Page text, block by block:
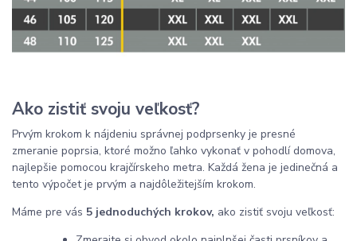
Ako zistiť svoju veľkosť?
Prvým krokom k nájdeniu správnej podprsenky je presné
zmeranie poprsia, ktoré možno ľahko vykonať v pohodlí domova,
najlepšie pomocou krajčírskeho metra. Každá žena je jedinečná a
tento výpočet je prvým a najdôležitejším krokom.
Máme pre vás 5 jednoduchých krokov, ako zistiť svoju veľkosť: